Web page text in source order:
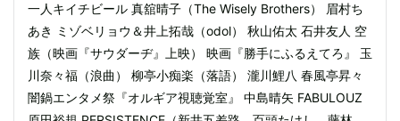
一人キイチビール 真舘晴子（The Wisely Brothers） 眉村ち
あき ミゾベリョウ＆井上拓哉（odol） 秋山佑太 石井友人 空
族（映画『サウダーヂ』上映） 映画『勝手にふるえてろ』 玉
川奈々福（浪曲） 柳亭小痴楽（落語） 瀧川鯉八 春風亭昇々
闇鍋エンタメ祭『オルギア視聴覚室』 中島晴矢 FABULOUZ